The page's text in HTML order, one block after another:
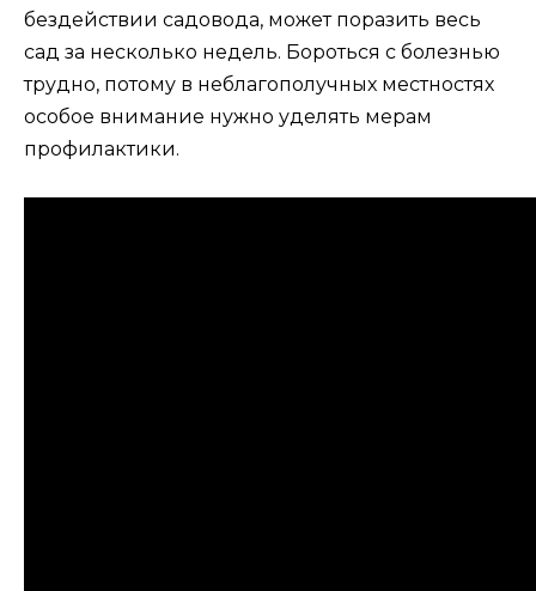
бездействии садовода, может поразить весь
сад за несколько недель. Бороться с болезнью
трудно, потому в неблагополучных местностях
особое внимание нужно уделять мерам
профилактики.